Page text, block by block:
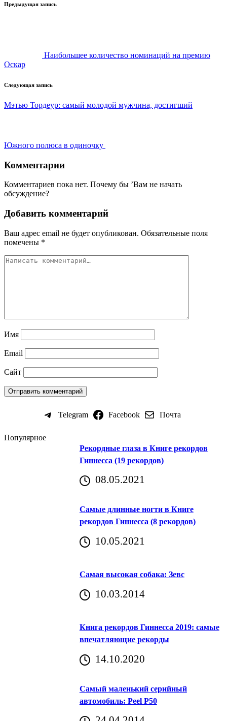
Навигация
Предыдущая запись
Наибольшее количество номинаций на премию
Оскар
Следующая запись
Мэтью Тордеур: самый молодой мужчина, достигший
Южного полюса в одиночку
Комментарии
Комментариев пока нет. Почему бы ’Вам не начать
обсуждение?
Добавить комментарий
Ваш адрес email не будет опубликован. Обязательные поля
помечены *
Имя
Email
Сайт
Telegram Facebook Почта
Популярное
Рекордные глаза в Книге рекордов
Гиннесса (19 рекордов)
08.05.2021
Самые длинные ногти в Книге
рекордов Гиннесса (8 рекордов)
10.05.2021
Самая высокая собака: Зевс
10.03.2014
Книга рекордов Гиннесса 2019: самые
впечатляющие рекорды
14.10.2020
Самый маленький серийный
автомобиль: Peel P50